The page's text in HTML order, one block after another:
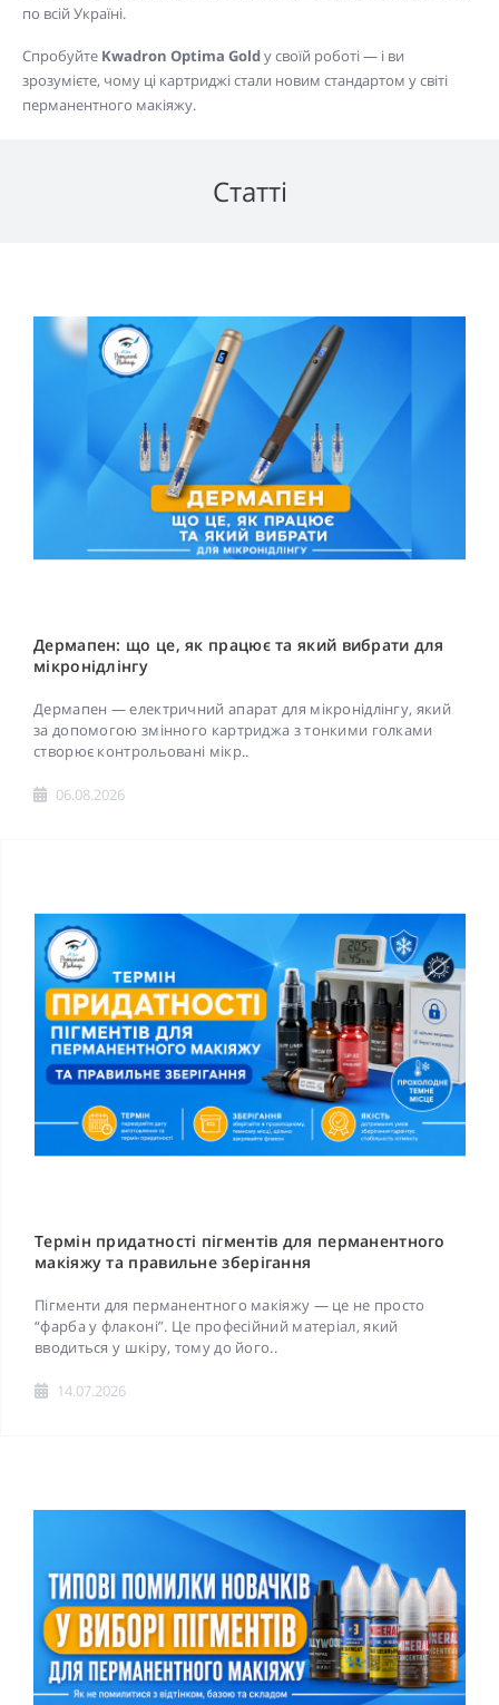
по всій Україні.
Спробуйте Kwadron Optima Goldу своїй роботі — і ви
зрозумієте, чому ці картриджі стали новим стандартом у світі
перманентного макіяжу.
Статті
Дермапен: що це, як працює та який вибрати для
мікронідлінгу
Дермапен — електричний апарат для мікронідлінгу, який
за допомогою змінного картриджа з тонкими голками
створює контрольовані мікр..
06.08.2026
Термін придатності пігментів для перманентного
макіяжу та правильне зберігання
Пігменти для перманентного макіяжу — це не просто
“фарба у флаконі”. Це професійний матеріал, який
вводиться у шкіру, тому до його..
14.07.2026